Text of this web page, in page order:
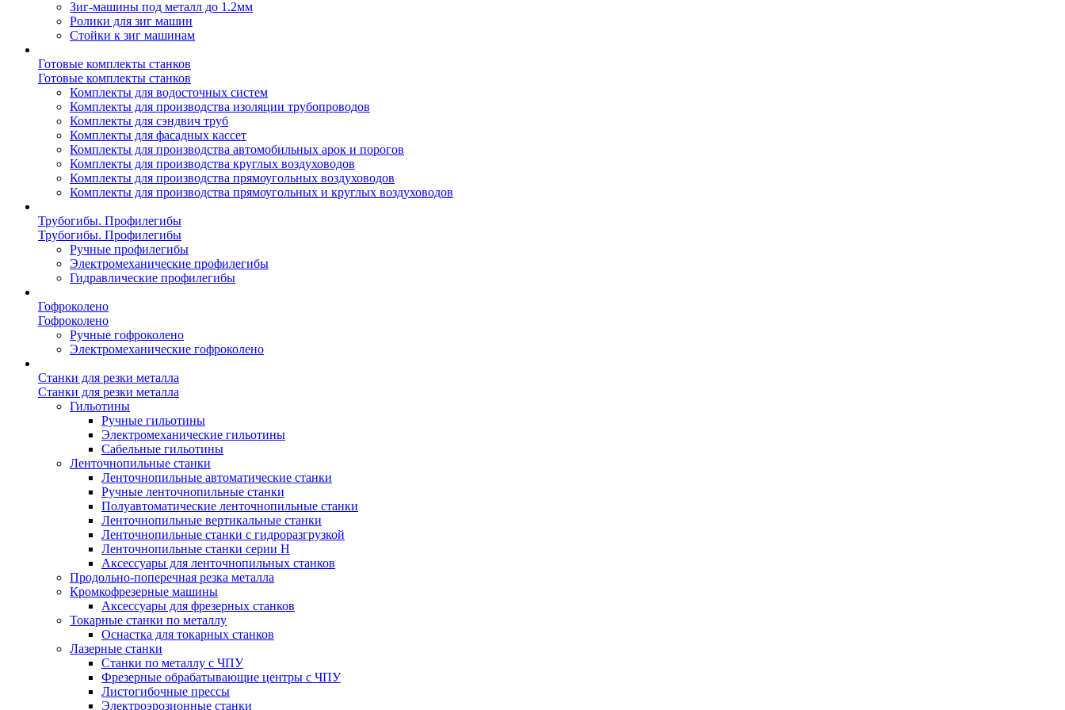
Зиг-машины под металл до 1.2мм
Ролики для зиг машин
Стойки к зиг машинам
Готовые комплекты станков
Готовые комплекты станков
Комплекты для водосточных систем
Комплекты для производства изоляции трубопроводов
Комплекты для сэндвич труб
Комплекты для фасадных кассет
Комплекты для производства автомобильных арок и порогов
Комплекты для производства круглых воздуховодов
Комплекты для производства прямоугольных воздуховодов
Комплекты для производства прямоугольных и круглых воздуховодов
Трубогибы. Профилегибы
Трубогибы. Профилегибы
Ручные профилегибы
Электромеханические профилегибы
Гидравлические профилегибы
Гофроколено
Гофроколено
Ручные гофроколено
Электромеханические гофроколено
Станки для резки металла
Станки для резки металла
Гильотины
Ручные гильотины
Электромеханические гильотины
Сабельные гильотины
Ленточнопильные станки
Ленточнопильные автоматические станки
Ручные ленточнопильные станки
Полуавтоматические ленточнопильные станки
Ленточнопильные вертикальные станки
Ленточнопильные станки с гидроразгрузкой
Ленточнопильные станки серии H
Аксессуары для ленточнопильных станков
Продольно-поперечная резка металла
Кромкофрезерные машины
Аксессуары для фрезерных станков
Токарные станки по металлу
Оснастка для токарных станков
Лазерные станки
Станки по металлу с ЧПУ
Фрезерные обрабатывающие центры с ЧПУ
Листогибочные прессы
Электроэрозионные станки